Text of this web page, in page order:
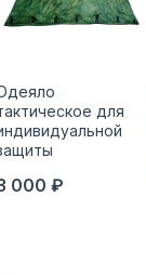
для
000 ₽